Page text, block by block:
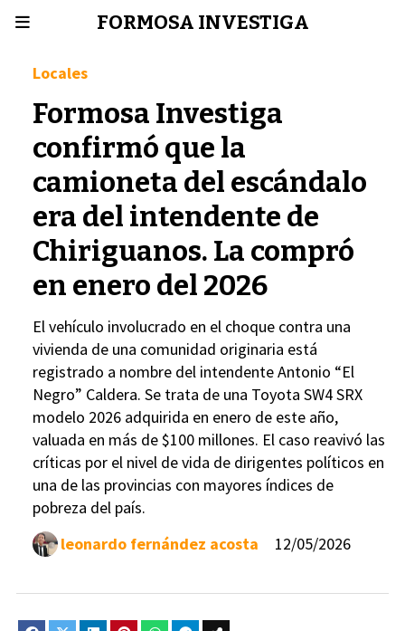
FORMOSA INVESTIGA
Formosa Investiga
confirmó que la
camioneta del escándalo
era del intendente de
Chiriguanos. La compró
en enero del 2026
El vehículo involucrado en el choque contra una
vivienda de una comunidad originaria está
registrado a nombre del intendente Antonio “El
Negro” Caldera. Se trata de una Toyota SW4 SRX
modelo 2026 adquirida en enero de este año,
valuada en más de $100 millones. El caso reavivó las
críticas por el nivel de vida de dirigentes políticos en
una de las provincias con mayores índices de
pobreza del país.
Locales
12/05/2026
leonardo fernández acosta